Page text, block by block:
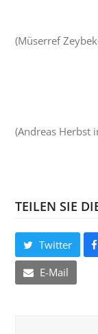
(Müserref
(Andreas Herbst
TEILEN SIE
Twitter
E-Mail